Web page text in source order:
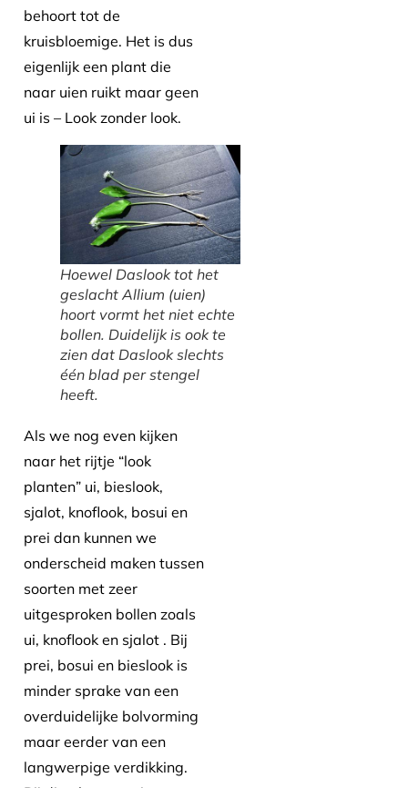
behoort tot de
kruisbloemige. Het is dus
eigenlijk een plant die
naar uien ruikt maar geen
ui is – Look zonder look.
Hoewel Daslook tot het
geslacht Allium (uien)
hoort vormt het niet echte
bollen. Duidelijk is ook te
zien dat Daslook slechts
één blad per stengel
heeft.
Als we nog even kijken
naar het rijtje “look
planten” ui, bieslook,
sjalot, knoflook, bosui en
prei dan kunnen we
onderscheid maken tussen
soorten met zeer
uitgesproken bollen zoals
ui, knoflook en sjalot . Bij
prei, bosui en bieslook is
minder sprake van een
overduidelijke bolvorming
maar eerder van een
langwerpige verdikking.